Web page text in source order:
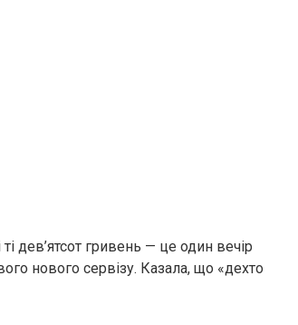
дев’ятсот гривень — це один вечір
нового сервізу. Казала, що «дехто